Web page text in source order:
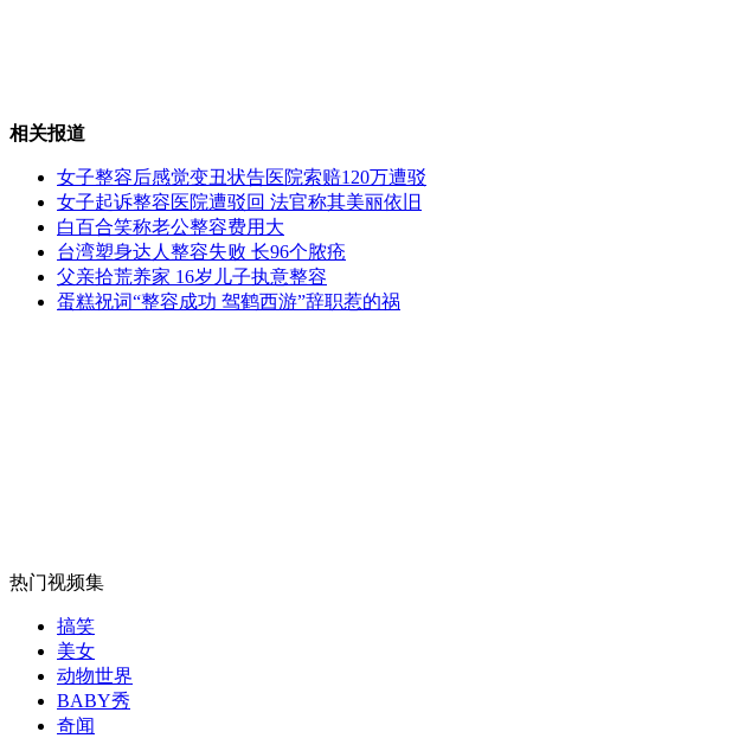
朝"少女时代"MV曝光 超短裙亮相
最强太极推手:大师发招徒弟应声倒
无痛分娩是否安全 医生回应
相关报道
女子整容后感觉变丑状告医院索赔120万遭驳
女子起诉整容医院遭驳回 法官称其美丽依旧
白百合笑称老公整容费用大
台湾塑身达人整容失败 长96个脓疮
父亲拾荒养家 16岁儿子执意整容
蛋糕祝词“整容成功 驾鹤西游”辞职惹的祸
热门视频集
搞笑
美女
动物世界
BABY秀
奇闻